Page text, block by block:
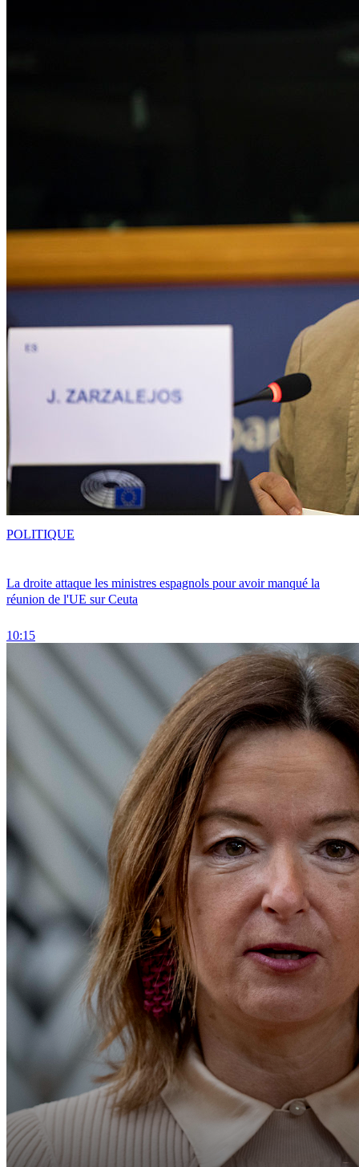
La droite attaque les ministres espagnols pour avoir manqué la
réunion de l'UE sur Ceuta
10:15
POLITIQUE